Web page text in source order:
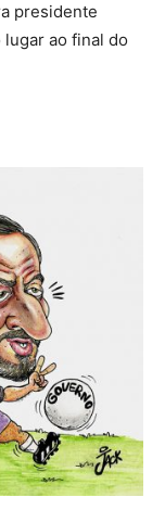
presidente
ao final do